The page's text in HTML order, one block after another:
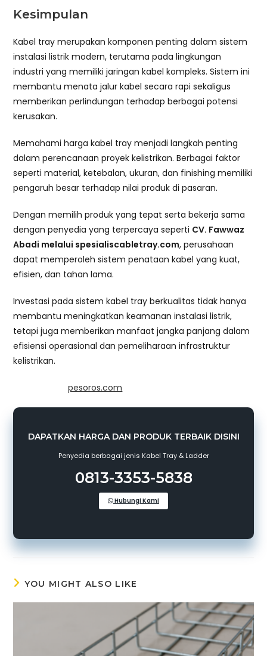
Kesimpulan
Kabel tray merupakan komponen penting dalam sistem
instalasi listrik modern, terutama pada lingkungan
industri yang memiliki jaringan kabel kompleks. Sistem ini
membantu menata jalur kabel secara rapi sekaligus
memberikan perlindungan terhadap berbagai potensi
kerusakan.
Memahami harga kabel tray menjadi langkah penting
dalam perencanaan proyek kelistrikan. Berbagai faktor
seperti material, ketebalan, ukuran, dan finishing memiliki
pengaruh besar terhadap nilai produk di pasaran.
Dengan memilih produk yang tepat serta bekerja sama
dengan penyedia yang terpercaya seperti CV. Fawwaz
Abadi melalui spesialiscabletray.com, perusahaan
dapat memperoleh sistem penataan kabel yang kuat,
efisien, dan tahan lama.
Investasi pada sistem kabel tray berkualitas tidak hanya
membantu meningkatkan keamanan instalasi listrik,
tetapi juga memberikan manfaat jangka panjang dalam
efisiensi operasional dan pemeliharaan infrastruktur
kelistrikan.
*Powered bypesoros.com
DAPATKAN HARGA DAN PRODUK TERBAIK DISINI
Penyedia berbagai jenis Kabel Tray & Ladder
0813-3353-5838
Hubungi Kami
YOU MIGHT ALSO LIKE